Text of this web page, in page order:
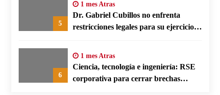
5
1 mes Atras
Dr. Gabriel Cubillos no enfrenta
restricciones legales para su ejercicio,
6
1 mes Atras
Ciencia, tecnología e ingeniería: RSE
corporativa para cerrar brechas